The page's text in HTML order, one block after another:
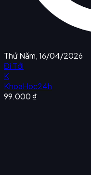
Thứ Năm, 16/04/2026
Đi Tới
K
KhoaHoc24h
99.000 ₫